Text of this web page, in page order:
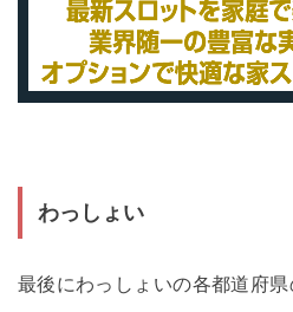
わっしょい
最後にわっしょいの各都道府県